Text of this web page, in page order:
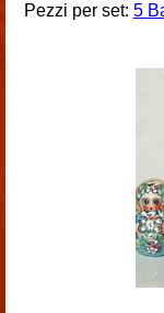
Pezzi per set: 5